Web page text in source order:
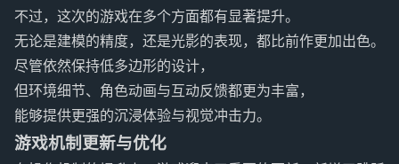
不过，这次的游戏在多个方面都有显著提升。
无论是建模的精度，还是光影的表现，都比前作更加出色。
尽管依然保持低多边形的设计，
但环境细节、角色动画与互动反馈都更为丰富，
能够提供更强的沉浸体验与视觉冲击力。
游戏机制更新与优化